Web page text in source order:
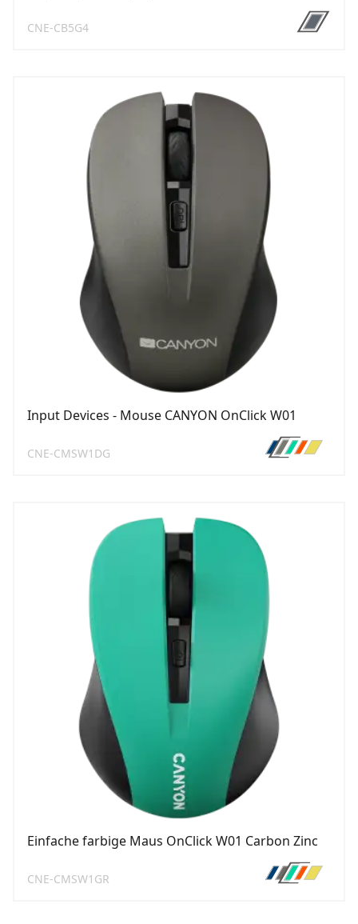
CNE-CB5G4
Input Devices - Mouse CANYON OnClick W01
CNE-CMSW1DG
Einfache farbige Maus OnClick W01 Carbon Zinc
CNE-CMSW1GR